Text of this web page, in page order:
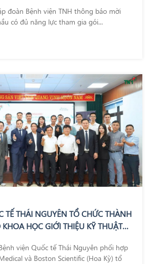
đoàn Bệnh viện TNH thông báo mời
có đủ năng lực tham gia gói...
TẾ THÁI NGUYÊN TỔ CHỨC THÀNH
HỌC GIỚI THIỆU KỸ THUẬT
viện Quốc tế Thái Nguyên phối hợp
và Boston Scientific (Hoa Kỳ) tổ